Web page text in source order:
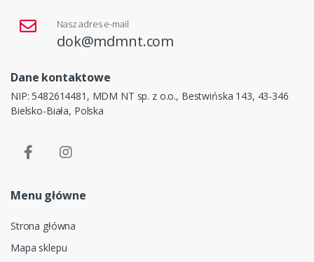
Nasz adres e-mail
dok@mdmnt.com
Dane kontaktowe
NIP: 5482614481, MDM NT sp. z o.o., Bestwińska 143, 43-346
Bielsko-Biała, Polska
Menu główne
Strona główna
Mapa sklepu